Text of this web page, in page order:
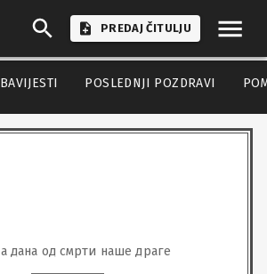
PREDAJ ČITULJU
POSLEDNJI POZDRAVI
дана од смрти наше драге